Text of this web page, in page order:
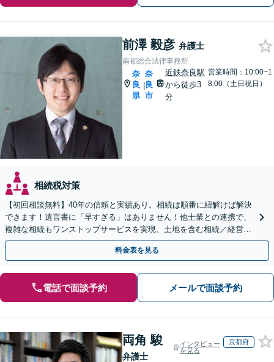
前澤 毅彦 弁護士
南都総合法律事務所
奈
良
県
|
奈
良
市
近鉄奈良駅
から徒歩3
分
営業時間：10:00~1
8:00（土日祝日）
相続税対策
【初回相談無料】40年の信頼と実績あり。相続は順番に紐解けば解決
できます！遺言書に「早すぎる」はありません！他士業との連携で、
複雑な相続もワンストップサービスを実現、土地を含む相続／経営者
さまの相続対策などにも対応可【近鉄奈良駅3分】
料金表を見る
電話で面談予約 メールで面談予約
両角 駿
弁護士
インタビュー
を見る
京都府